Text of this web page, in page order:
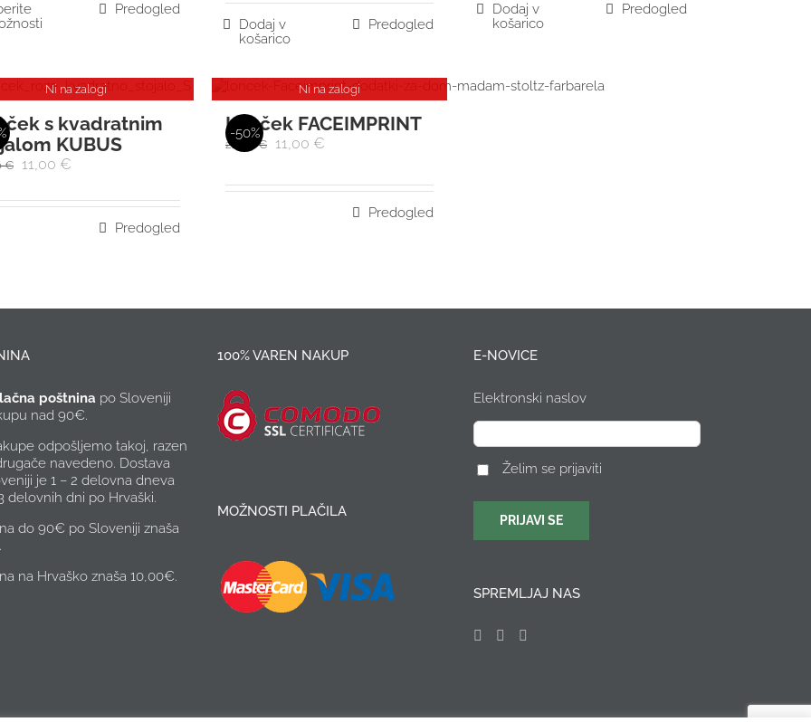
Predogled
Dodaj v
košarico
Predogled
Dodaj v
košarico
Predogled
Ni na zalogi
s kvadratnim
KUBUS
€ 11,00 €
Predogled
Ni na zalogi
-50%
Lonček FACEIMPRINT
22,00€ 11,00 €
Predogled
poštnina po Sloveniji
nad 90€.
odpošljemo takoj, razen
navedeno. Dostava
je 1 – 2 delovna dneva
delovnih dni po Hrvaški.
do 90€ po Sloveniji znaša
na Hrvaško znaša 10,00€.
100% VAREN NAKUP
MOŽNOSTI PLAČILA
E-NOVICE
Elektronski naslov
Želim se prijaviti
SPREMLJAJ NAS